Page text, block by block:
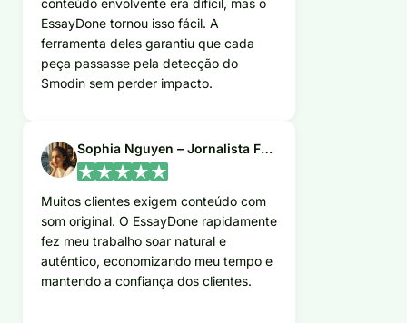
conteúdo envolvente era difícil, mas o
EssayDone tornou isso fácil. A
ferramenta deles garantiu que cada
peça passasse pela detecção do
Smodin sem perder impacto.
Sophia Nguyen – Jornalista Freelance
Muitos clientes exigem conteúdo com
som original. O EssayDone rapidamente
fez meu trabalho soar natural e
autêntico, economizando meu tempo e
mantendo a confiança dos clientes.